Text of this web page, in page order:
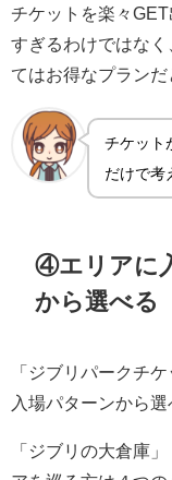
チケットを楽々
すぎるわけではな
てはお得なプランだ
チケット
だけで考
④エリアに
から選べる
「ジブリパークチ
入場パターンから選
「ジブリの大倉庫